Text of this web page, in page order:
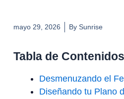
mayo 29, 2026 BySunrise
Tabla de Contenidos
Desmenuzando el
Diseñando tu Plano